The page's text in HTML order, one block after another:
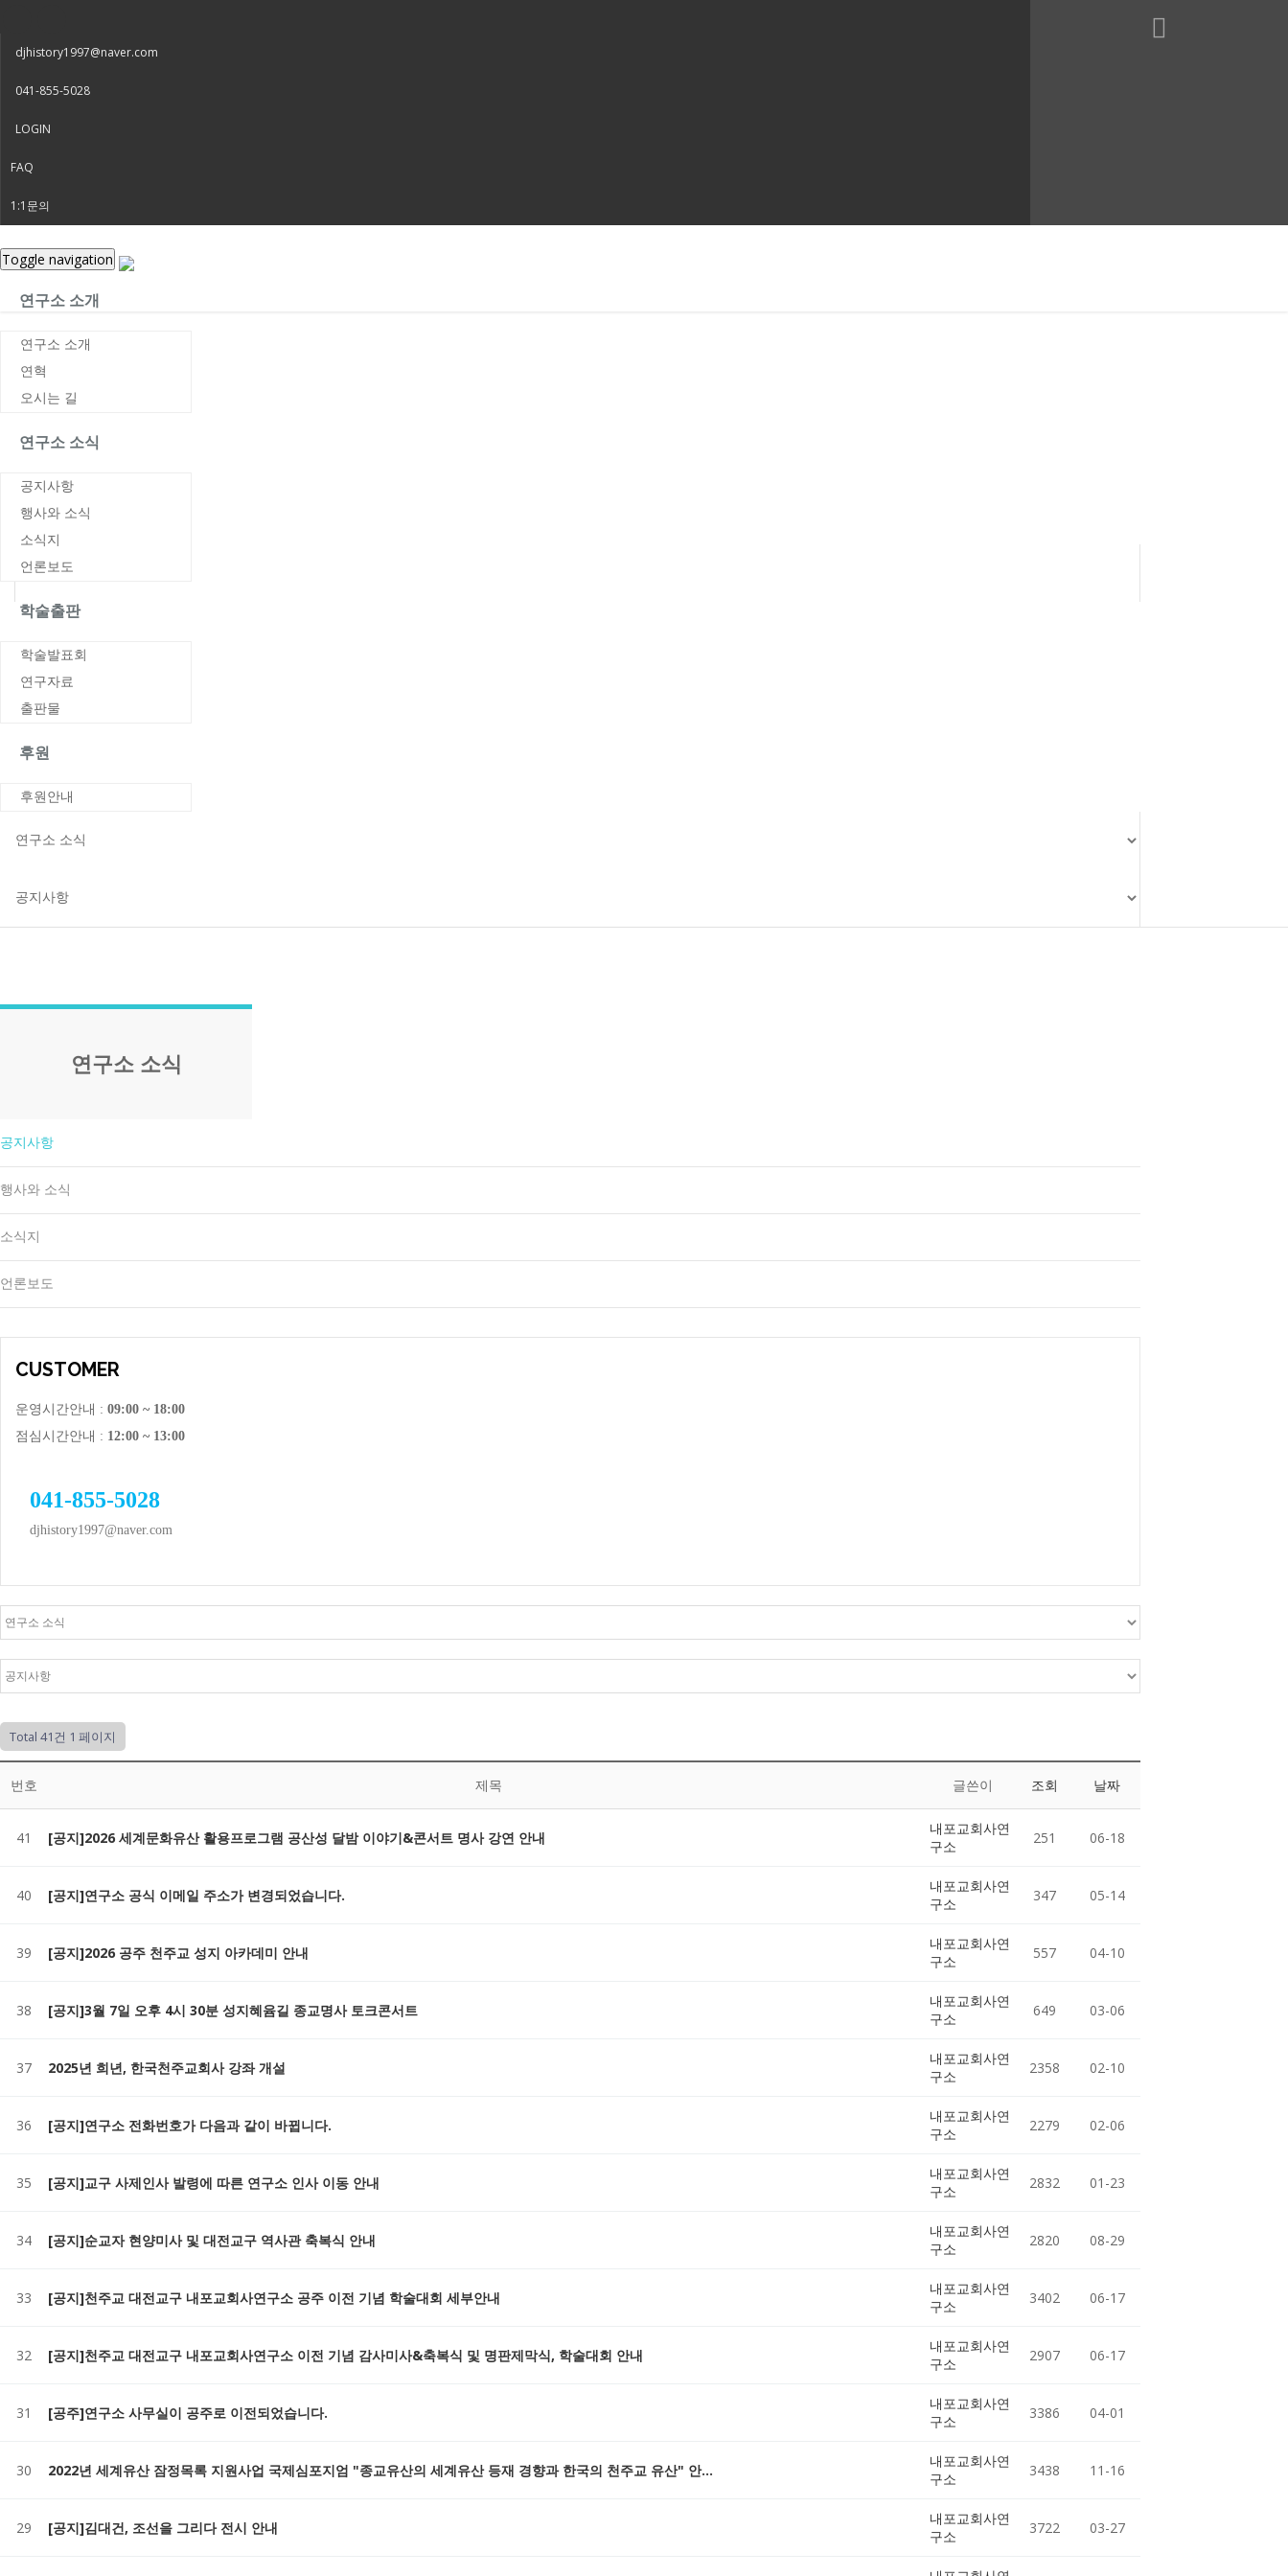
djhistory1997@naver.com
041-855-5028
LOGIN
FAQ
1:1문의
Toggle navigation
연구소 소개
연구소 소개
연혁
오시는 길
연구소 소식
공지사항
행사와 소식
소식지
언론보도
학술출판
학술발표회
연구자료
출판물
후원
후원안내
연구소 소식
공지사항
행사와 소식
소식지
언론보도
CUSTOMER
운영시간안내 : 09:00 ~ 18:00
점심시간안내 : 12:00 ~ 13:00
041-855-5028
djhistory1997@naver.com
Total 41건 1 페이지
번호 제목 글쓴이 조회 날짜
41 [공지]2026 세계문화유산 활용프로그램 공산성 달밤 이야기&콘서트 명사 강연 안내
내포교회사연
구소
251 06-18
40 [공지]연구소 공식 이메일 주소가 변경되었습니다.
내포교회사연
구소
347 05-14
39 [공지]2026 공주 천주교 성지 아카데미 안내
내포교회사연
구소
557 04-10
38 [공지]3월 7일 오후 4시 30분 성지혜윰길 종교명사 토크콘서트
내포교회사연
구소
649 03-06
37 2025년 희년, 한국천주교회사 강좌 개설
내포교회사연
구소
2358 02-10
36 [공지]연구소 전화번호가 다음과 같이 바뀝니다.
내포교회사연
구소
2279 02-06
35 [공지]교구 사제인사 발령에 따른 연구소 인사 이동 안내
내포교회사연
구소
2832 01-23
34 [공지]순교자 현양미사 및 대전교구 역사관 축복식 안내
내포교회사연
구소
2820 08-29
33 [공지]천주교 대전교구 내포교회사연구소 공주 이전 기념 학술대회 세부안내
내포교회사연
구소
3402 06-17
32 [공지]천주교 대전교구 내포교회사연구소 이전 기념 감사미사&축복식 및 명판제막식, 학술대회 안내
내포교회사연
구소
2907 06-17
31 [공주]연구소 사무실이 공주로 이전되었습니다.
내포교회사연
구소
3386 04-01
30 2022년 세계유산 잠정목록 지원사업 국제심포지엄 "종교유산의 세계유산 등재 경향과 한국의 천주교 유산" 안…
내포교회사연
구소
3438 11-16
29 [공지]김대건, 조선을 그리다 전시 안내
내포교회사연
구소
3722 03-27